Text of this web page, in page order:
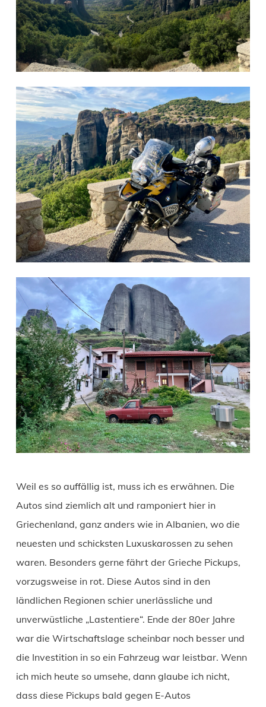
Weil es so auffällig ist, muss ich es erwähnen. Die
Autos sind ziemlich alt und ramponiert hier in
Griechenland, ganz anders wie in Albanien, wo die
neuesten und schicksten Luxuskarossen zu sehen
waren. Besonders gerne fährt der Grieche Pickups,
vorzugsweise in rot. Diese Autos sind in den
ländlichen Regionen schier unerlässliche und
unverwüstliche „Lastentiere“. Ende der 80er Jahre
war die Wirtschaftslage scheinbar noch besser und
die Investition in so ein Fahrzeug war leistbar. Wenn
ich mich heute so umsehe, dann glaube ich nicht,
dass diese Pickups bald gegen E-Autos